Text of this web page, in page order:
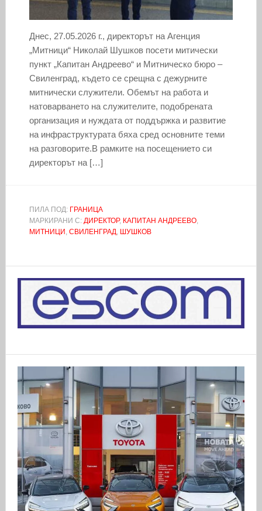
Днес, 27.05.2026 г., директорът на Агенция
„Митници“ Николай Шушков посети митически
пункт „Капитан Андреево“ и Митническо бюро –
Свиленград, където се срещна с дежурните
митнически служители. Обемът на работа и
натоварването на служителите, подобрената
организация и нуждата от поддържка и развитие
на инфраструктурата бяха сред основните теми
на разговорите.В рамките на посещението си
директорът на […]
ПИЛА ПОД: ГРАНИЦА
МАРКИРАНИ С: ДИРЕКТОР, КАПИТАН АНДРЕЕВО,
МИТНИЦИ , СВИЛЕНГРАД, ШУШКОВ